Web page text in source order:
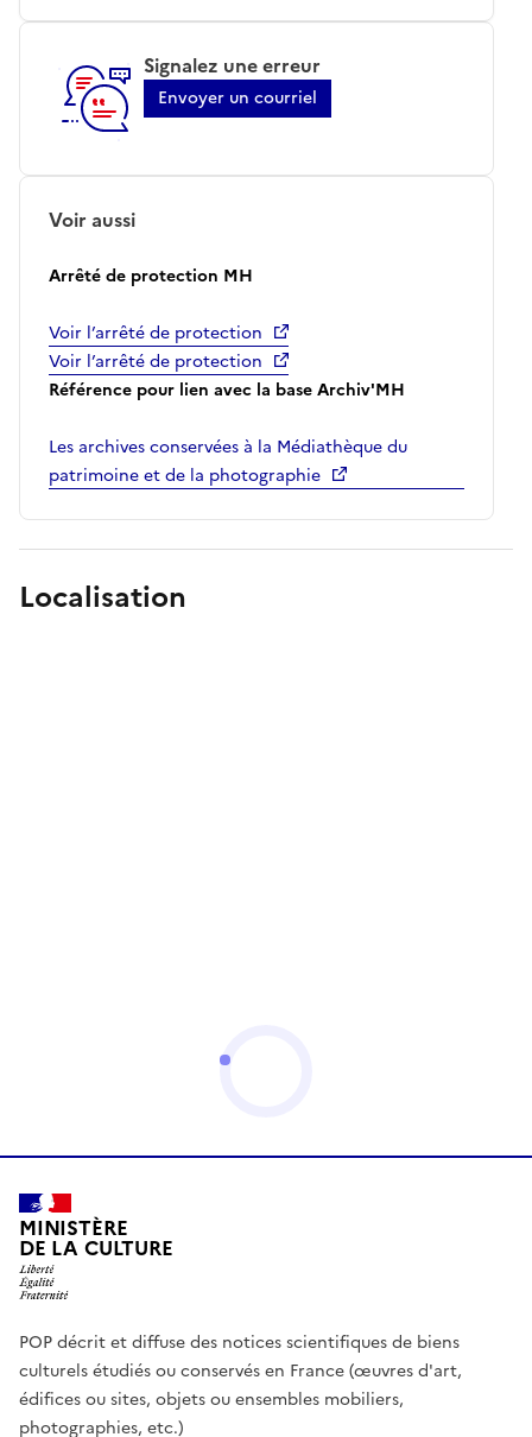
Signalez une erreur
Envoyer un courriel
Voir aussi
Arrêté de protection MH
Voir l’arrêté de protection
Voir l’arrêté de protection
Référence pour lien avec la base Archiv'MH
Les archives conservées à la Médiathèque du
patrimoine et de la photographie
Localisation
MINISTÈRE
DE LA CULTURE
POP décrit et diffuse des notices scientifiques de biens
culturels étudiés ou conservés en France (œuvres d'art,
édifices ou sites, objets ou ensembles mobiliers,
photographies, etc.)